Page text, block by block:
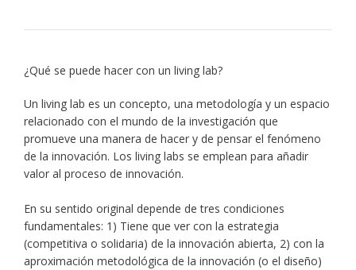
¿Qué se puede hacer con un living lab?
Un living lab es un concepto, una metodología y un espacio
relacionado con el mundo de la investigación que
promueve una manera de hacer y de pensar el fenómeno
de la innovación. Los living labs se emplean para añadir
valor al proceso de innovación.
En su sentido original depende de tres condiciones
fundamentales: 1) Tiene que ver con la estrategia
(competitiva o solidaria) de la innovación abierta, 2) con la
aproximación metodológica de la innovación (o el diseño)